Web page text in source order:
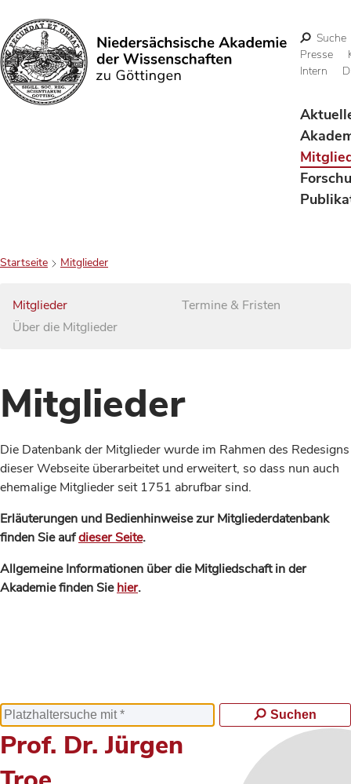
Suchen
Suche
Presse
Intern
Startseite Mitglieder
Mitglieder
Über die Mitglieder
Termine & Fristen
Mitglieder
Die Datenbank der Mitglieder wurde im Rahmen des Redesigns
dieser Webseite überarbeitet und erweitert, so dass nun auch
ehemalige Mitglieder seit 1751 abrufbar sind.
Erläuterungen und Bedienhinweise zur Mitgliederdatenbank
finden Sie aufdieser Seite.
Allgemeine Informationen über die Mitgliedschaft in der
Akademie finden Siehier.
Suchen
Prof. Dr. Jürgen